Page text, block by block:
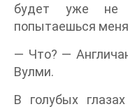
будет уже не
попытаешься
— Что? —
Вулми.
В голубых